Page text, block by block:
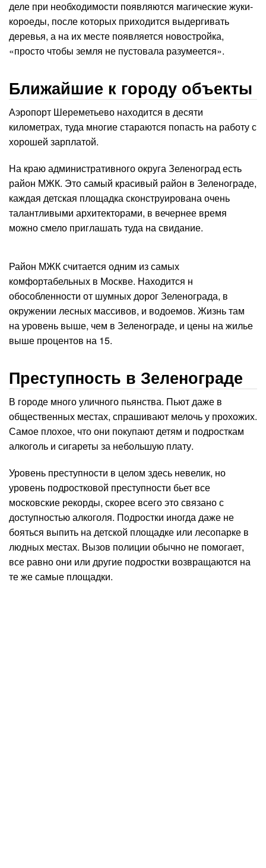
деле при необходимости появляются магические жуки-
короеды, после которых приходится выдергивать
деревья, а на их месте появляется новостройка,
«просто чтобы земля не пустовала разумеется».
Ближайшие к городу объекты
Аэропорт Шереметьево находится в десяти
километрах, туда многие стараются попасть на работу с
хорошей зарплатой.
На краю административного округа Зеленоград есть
район МЖК. Это самый красивый район в Зеленограде,
каждая детская площадка сконструирована очень
талантливыми архитекторами, в вечернее время
можно смело приглашать туда на свидание.
Район МЖК считается одним из самых
комфортабельных в Москве. Находится н
обособленности от шумных дорог Зеленограда, в
окружении лесных массивов, и водоемов. Жизнь там
на уровень выше, чем в Зеленограде, и цены на жилье
выше процентов на 15.
Преступность в Зеленограде
В городе много уличного пьянства. Пьют даже в
общественных местах, спрашивают мелочь у прохожих.
Самое плохое, что они покупают детям и подросткам
алкоголь и сигареты за небольшую плату.
Уровень преступности в целом здесь невелик, но
уровень подростковой преступности бьет все
московские рекорды, скорее всего это связано с
доступностью алкоголя. Подростки иногда даже не
бояться выпить на детской площадке или лесопарке в
людных местах. Вызов полиции обычно не помогает,
все равно они или другие подростки возвращаются на
те же самые площадки.